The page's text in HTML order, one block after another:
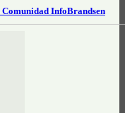
InfoBrandsen